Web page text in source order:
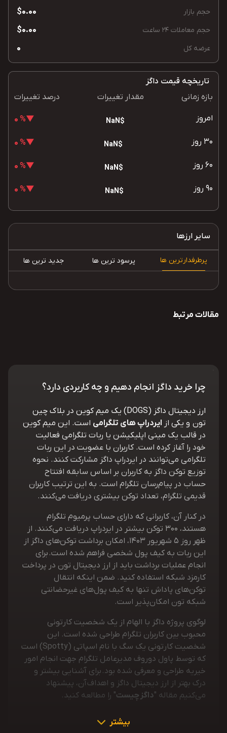
حجم بازار $0.00
حجم معاملات 24 ساعت $0.00
عرضه کل 0
تاریخچه قیمت داگز
بازه زمانی
مقدار تغییرات درصد تغییرات
امروز $NaN
▼% 0
30 روز $NaN
▼% 0
60 روز $NaN
▼% 0
90 روز $NaN
▼% 0
سایر ارزها
پرطرفدارترین ها پرسود ترین ها جدید ترین ها
مقالات مرتبط
چرا خرید داگز انجام دهیم و چه کاربردی دارد؟
ارز دیجیتال داگز (DOGS) یک میم کوین در بلاک چین
تون و یکی از ایردراپ های تلگرامی است. این میم کوین
در قالب یک مینی اپلیکیشن یا ربات تلگرامی فعالیت
خود را آغاز کرده است. کاربران با عضویت در این ربات
تلگرامی می‌توانند در ایردراپ داگز مشارکت کنند. نحوه
توزیع توکن داگز به کاربران بر اساس سابقه افتتاح
حساب در پیام‌رسان تلگرام است. به‌ این ترتیب کاربران
قدیمی تلگرام، تعداد توکن بیشتری دریافت می‌کنند.
در کنار آن، کاربرانی که دارای حساب پرمیوم تلگرام
هستند، 300 توکن بیشتر در ایردراپ دریافت می‌کنند. از
ظهر روز 5 شهریور 1403، امکان برداشت توکن‌های داگز از
این ربات به کیف پول شخصی فراهم شده است. برای
انجام عملیات برداشت باید از ارز دیجیتال تون در پرداخت
کارمزد شبکه استفاده کنید. ضمن اینکه انتقال
توکن‌های پاداش تنها به کیف پول‌های غیرحضانتی
شبکه تون امکان‌پذیر است.
لوگوی پروژه داگز با الهام از یک شخصیت کارتونی
محبوب بین کاربران تلگرام طراحی شده است. این
شخصیت کارتونی یک سگ با نام اسپاتی (Spotty) است
که توسط پاول دوروف مدیرعامل تلگرام جهت انجام امور
خیریه طراحی و معرفی شده بود. برای آشنایی بیشتر و
درک بهتر از ارز دیجیتال داگز و اهداف آن، پیشنهاد
می‌کنیم مقاله "داگز چیست" را مطالعه کنید.
بیشتر